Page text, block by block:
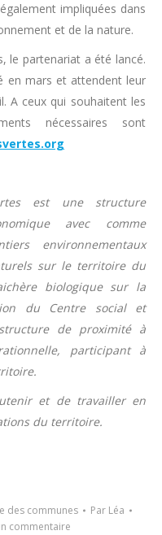
impliquées dans
et de la nature.
le partenariat a été lancé.
en mars et attendent leur
A ceux qui souhaitent les
nécessaires sont
est une structure
avec comme
environnementaux
sur le territoire du
biologique sur la
du Centre social et
de proximité à
participant à
et de travailler en
du territoire.
des communes Par Léa
commentaire